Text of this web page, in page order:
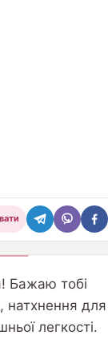
Бажаю тобі
натхнення для
легкості.